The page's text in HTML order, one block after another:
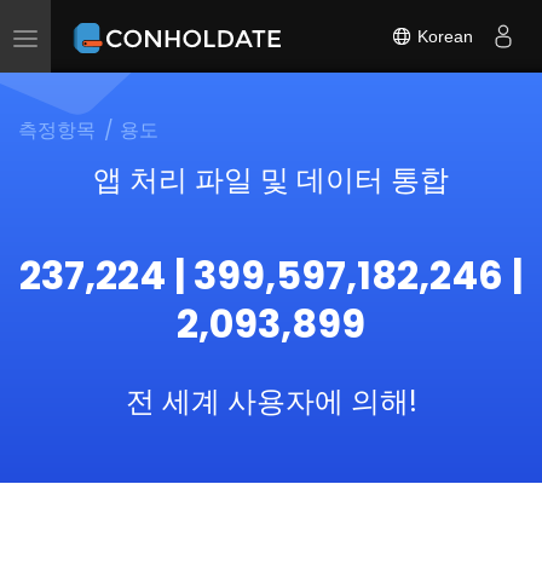
Toggle
Korean
측정항목 용도
앱 처리 파일 및 데이터 통합
237,224 | 399,597,182,246 |
2,093,899
전 세계 사용자에 의해!